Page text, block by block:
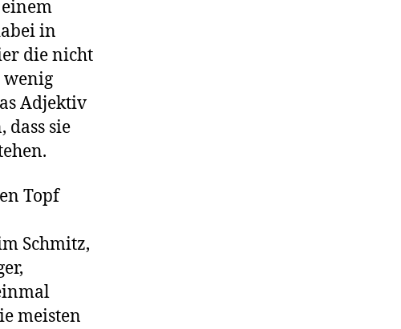
in
die nicht
wenig
Adjektiv
dass sie
Topf
Schmitz,
meisten